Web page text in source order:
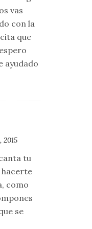
vas
con la
que
ayudado
tu
hacerte
como
se